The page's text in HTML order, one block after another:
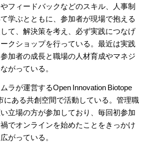
フィードバックなどのスキル、人事制
学ぶとともに、参加者が現場で抱える
て、解決策を考え、必ず実践につなげ
クショップを行っている。最近は実践
加者の成長と職場の人材育成やマネジ
がっている。
ラが運営するOpen Innovation Biotope
にある共創空間で活動している。管理職
立場の方が参加しており、毎回初参加
でオンラインを始めたことをきっかけ
がっている。